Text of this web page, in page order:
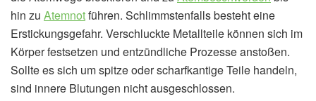
hin zu Atemnotführen. Schlimmstenfalls besteht eine
Erstickungsgefahr. Verschluckte Metallteile können sich im
Körper festsetzen und entzündliche Prozesse anstoßen.
Sollte es sich um spitze oder scharfkantige Teile handeln,
sind innere Blutungen nicht ausgeschlossen.